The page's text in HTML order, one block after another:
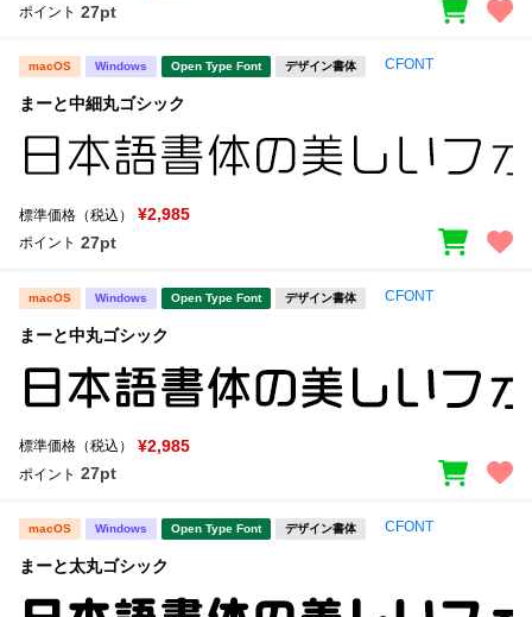
ポイント 27pt
macOS Windows Open Type Font デザイン書体 CFONT
まーと中細丸ゴシック
標準価格（税込） ¥2,985
ポイント 27pt
macOS Windows Open Type Font デザイン書体 CFONT
まーと中丸ゴシック
標準価格（税込） ¥2,985
ポイント 27pt
macOS Windows Open Type Font デザイン書体 CFONT
まーと太丸ゴシック